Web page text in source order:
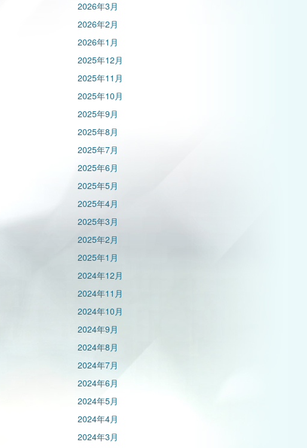
2026年3月
2026年2月
2026年1月
2025年12月
2025年11月
2025年10月
2025年9月
2025年8月
2025年7月
2025年6月
2025年5月
2025年4月
2025年3月
2025年2月
2025年1月
2024年12月
2024年11月
2024年10月
2024年9月
2024年8月
2024年7月
2024年6月
2024年5月
2024年4月
2024年3月